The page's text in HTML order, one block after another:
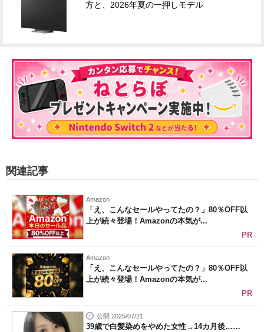
方と、2026年夏の一押しモデル
関連記事
Amazon
「え、こんなセールやってたの？」80％OFF以
上が続々登場！Amazonの本気が...
PR
Amazon
「え、こんなセールやってたの？」80％OFF以
上が続々登場！Amazonの本気が...
PR
公開 2025/07/21
39歳で白髪染めをやめた女性→14カ月後……